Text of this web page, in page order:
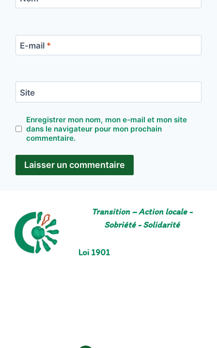
E-mail *
Site
Enregistrer mon nom, mon e-mail et mon site
dans le navigateur pour mon prochain
commentaire.
Transition – Action locale -
Sobriété - Solidarité
Loi 1901